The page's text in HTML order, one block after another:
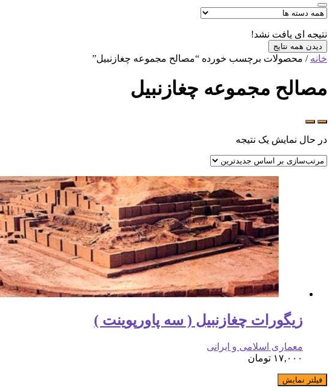
نتیجه ای یافت نشد!
دیدن همه نتایج
خانه / محصولات برچسب خورده “مصالح مجموعه چغازنبیل”
مصالح مجموعه چغازنبیل
در حال نمایش یک نتیجه
زیگورات چغازنبیل ( سه پاورپوینت )
معماری اسلامی و ایرانی
۱۷,۰۰۰ تومان
فیلتر نمایش